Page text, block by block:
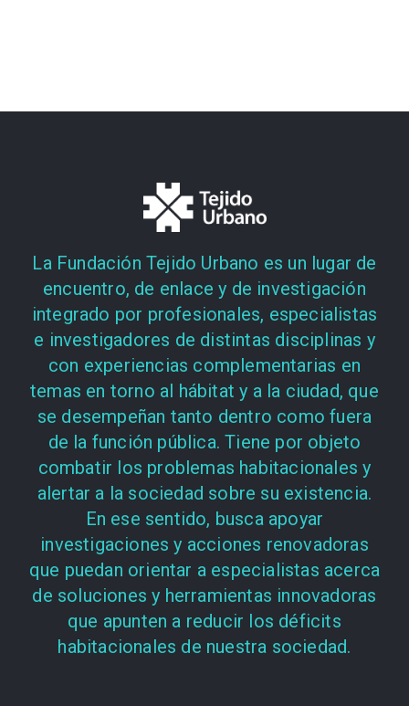
La Fundación Tejido Urbano es un lugar de
encuentro, de enlace y de investigación
integrado por profesionales, especialistas
e investigadores de distintas disciplinas y
con experiencias complementarias en
temas en torno al hábitat y a la ciudad, que
se desempeñan tanto dentro como fuera
de la función pública. Tiene por objeto
combatir los problemas habitacionales y
alertar a la sociedad sobre su existencia.
En ese sentido, busca apoyar
investigaciones y acciones renovadoras
que puedan orientar a especialistas acerca
de soluciones y herramientas innovadoras
que apunten a reducir los déficits
habitacionales de nuestra sociedad.